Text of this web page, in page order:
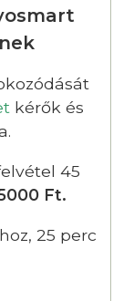
kérők és
45
Ft.
25 perc